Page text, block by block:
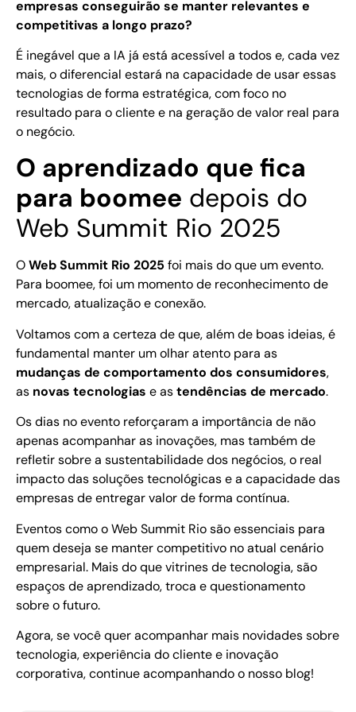
empresas conseguirão se manter relevantes e
competitivas a longo prazo?
É inegável que a IA já está acessível a todos e, cada vez
mais, o diferencial estará na capacidade de usar essas
tecnologias de forma estratégica, com foco no
resultado para o cliente e na geração de valor real para
o negócio.
O aprendizado que fica
para boomee depois do
Web Summit Rio 2025
OWeb Summit Rio 2025 foi mais do que um evento.
Para boomee, foi um momento de reconhecimento de
mercado, atualização e conexão.
Voltamos com a certeza de que, além de boas ideias, é
fundamental manter um olhar atento para as
mudanças de comportamento dos consumidores,
as novas tecnologias e astendências de mercado.
Os dias no evento reforçaram a importância de não
apenas acompanhar as inovações, mas também de
refletir sobre a sustentabilidade dos negócios, o real
impacto das soluções tecnológicas e a capacidade das
empresas de entregar valor de forma contínua.
Eventos como o Web Summit Rio são essenciais para
quem deseja se manter competitivo no atual cenário
empresarial. Mais do que vitrines de tecnologia, são
espaços de aprendizado, troca e questionamento
sobre o futuro.
Agora, se você quer acompanhar mais novidades sobre
tecnologia, experiência do cliente e inovação
corporativa, continue acompanhando o nosso blog!